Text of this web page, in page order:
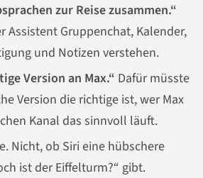
zur Reise zusammen.“
Assistent Gruppenchat, Kalender,
und Notizen verstehen.
Version an Max.“ Dafür müsste
Version die richtige ist, wer Max
Kanal das sinnvoll läuft.
Nicht, ob Siri eine hübschere
ist der Eiffelturm?“ gibt.